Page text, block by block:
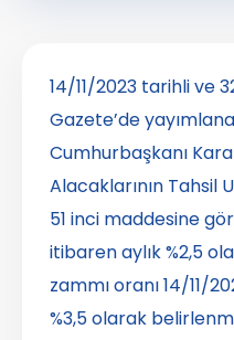
14/11/2023 tarihli ve
Gazete’de
Cumhurbaşkanı
Alacaklarının Tahsil
51 inci maddesine
itibaren aylık %2,5
zammı oranı 14/11/
%3,5 olarak